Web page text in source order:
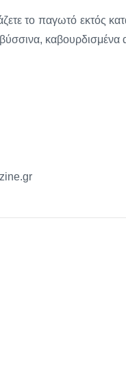
το παγωτό εκτός
βύσσινα,